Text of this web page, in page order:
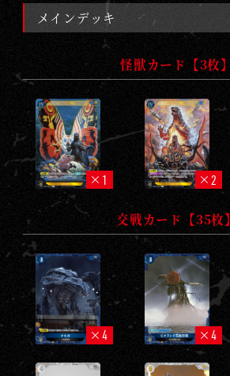
メインデッキ
怪獣カード【3枚】
1 2
交戦カード【35枚】
4 4